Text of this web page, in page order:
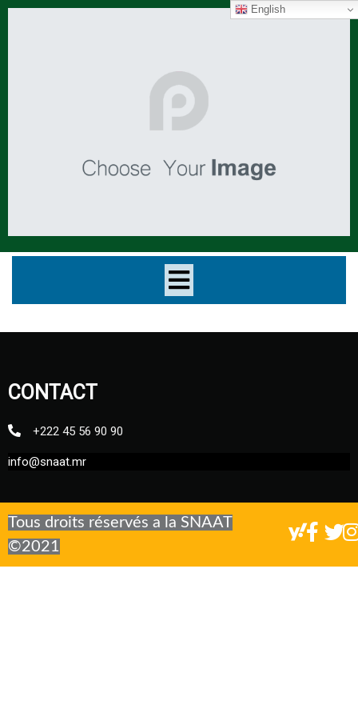
CONTACT
+222 45 56 90 90
info@snaat.mr
Tous droits réservés a la SNAAT
©2021
English